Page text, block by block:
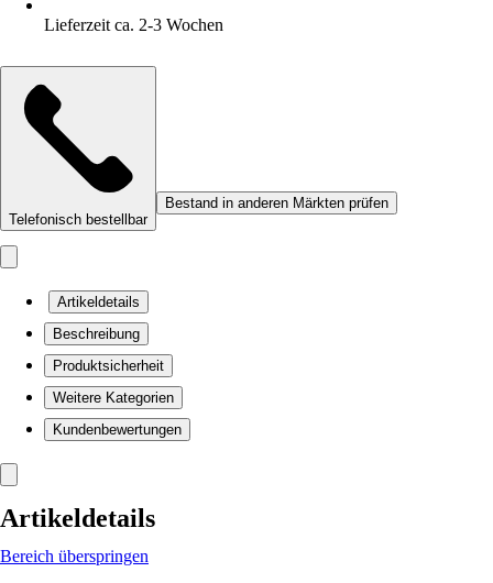
Lieferzeit ca. 2-3 Wochen
Telefonisch bestellbar
Bestand in anderen Märkten prüfen
Artikeldetails
Beschreibung
Produktsicherheit
Weitere Kategorien
Kundenbewertungen
Artikeldetails
Bereich überspringen